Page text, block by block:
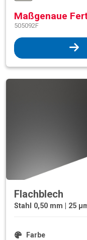
Maßgenaue
505092F
Flachblech
Stahl 0,50 mm | 25
Farbe